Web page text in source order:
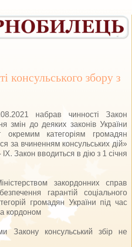
консульського збору з
набрав чинності Закон
змін до деяких законів України
категоріям громадян
за вчиненням консульських дій»
Закон вводиться в дію з 1 січня
закордонних справ
гарантій соціального
громадян України під час
кордоном
Закону консульський збір не